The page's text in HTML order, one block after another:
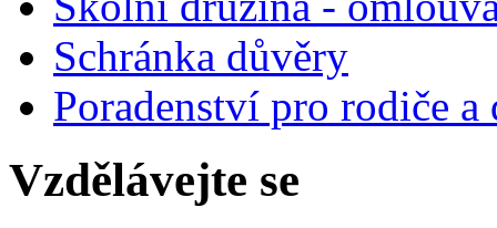
Schránka důvěry
Poradenství pro rodiče
Vzdělávejte se